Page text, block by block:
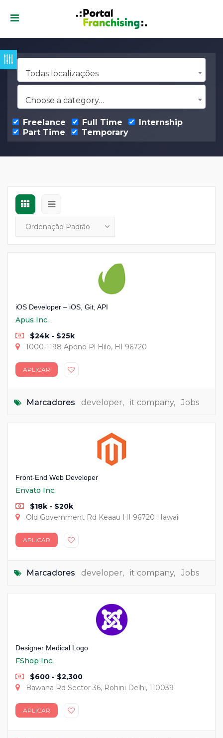
Todas localizações
Choose a category…
Freelance Full Time
Internship
Part Time
Temporary
iOS Developer – iOS, Git, API
Apus Inc.
$24k - $25k
1000-1198 Apono Pl Hilo, HI 96720
APLICAR
Marcadores developer, it company, Jobs
Front-End Web Developer
Envato Inc.
$18k - $20k
Old Government Rd Keaau HI 96720 Hawaii
APLICAR
Marcadores developer, it company, Jobs
Designer Medical Logo
FShop Inc.
$600 - $2,300
Bawana Rd Sector 36, Rohini Delhi, 110039
APLICAR